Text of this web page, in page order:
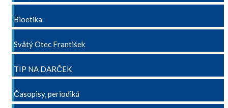
Bioetika
Svätý Otec František
TIP NA DARČEK
Časopisy, periodiká